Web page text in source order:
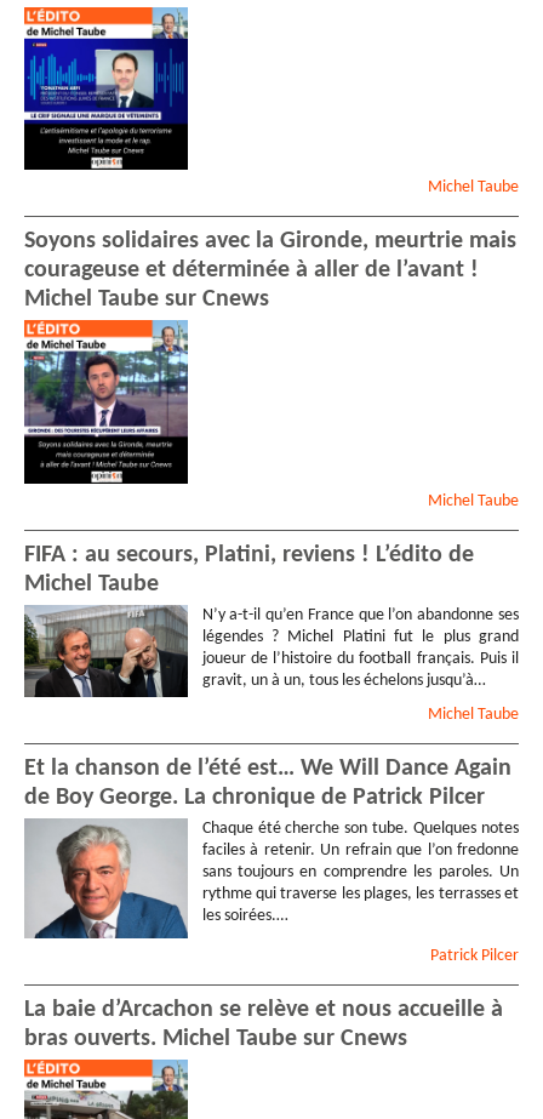
Michel Taube
Soyons solidaires avec la Gironde, meurtrie mais
courageuse et déterminée à aller de l’avant !
Michel Taube sur Cnews
Michel Taube
FIFA : au secours, Platini, reviens ! L’édito de
Michel Taube
N’y a-t-il qu’en France que l’on abandonne ses
légendes ? Michel Platini fut le plus grand
joueur de l’histoire du football français. Puis il
gravit, un à un, tous les échelons jusqu’à…
Michel Taube
Et la chanson de l’été est… We Will Dance Again
de Boy George. La chronique de Patrick Pilcer
Chaque été cherche son tube. Quelques notes
faciles à retenir. Un refrain que l’on fredonne
sans toujours en comprendre les paroles. Un
rythme qui traverse les plages, les terrasses et
les soirées.…
Patrick Pilcer
La baie d’Arcachon se relève et nous accueille à
bras ouverts. Michel Taube sur Cnews